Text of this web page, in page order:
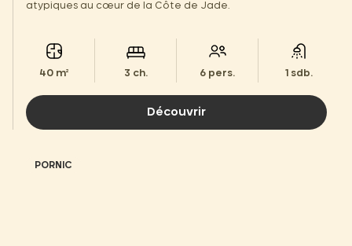
atypiques au cœur de la Côte de Jade.
40 m² 3 ch. 6 pers. 1 sdb.
Découvrir
PORNIC